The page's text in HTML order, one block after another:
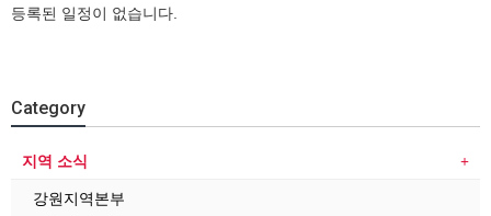
등록된 일정이 없습니다.
Category
지역 소식
강원지역본부